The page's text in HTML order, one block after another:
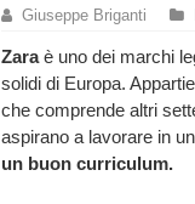
Giuseppe Briganti
Zaraè uno dei marchi
solidi di Europa.
che comprende altri
aspirano a lavorare in
un buon curriculum.